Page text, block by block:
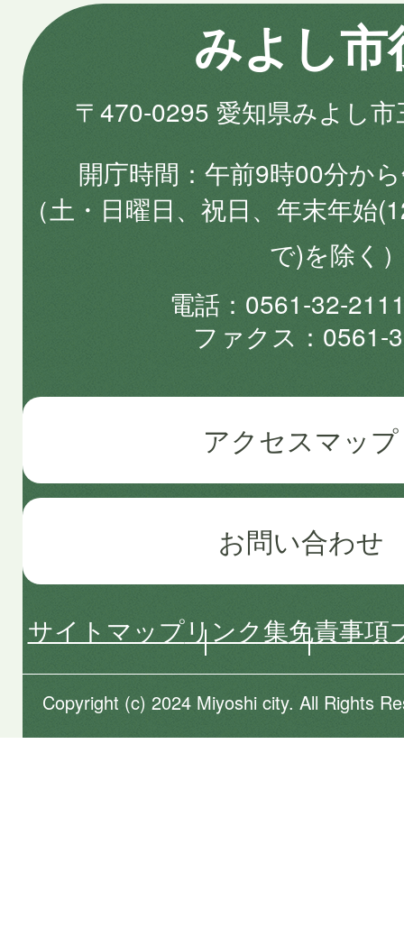
みよし市
〒470-0295 愛知県みよし
開庁時間
午前9時00分か
（土・日曜日、祝日、年末年始
で)を除く
電話
0561-32-
ファクス
0561-
アクセスマップ
お問い合わせ
サイトマップリンク集免責事項
Copyright (c) 2024 Miyoshi city. All Rights